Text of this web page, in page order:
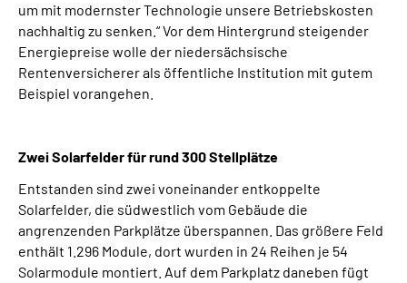
um mit modernster Technologie unsere Betriebskosten
nachhaltig zu senken.“ Vor dem Hintergrund steigender
Energiepreise wolle der niedersächsische
Rentenversicherer als öffentliche Institution mit gutem
Beispiel vorangehen.
Zwei Solarfelder für rund 300 Stellplätze
Entstanden sind zwei voneinander entkoppelte
Solarfelder, die südwestlich vom Gebäude die
angrenzenden Parkplätze überspannen. Das größere Feld
enthält 1.296 Module, dort wurden in 24 Reihen je 54
Solarmodule montiert. Auf dem Parkplatz daneben fügt